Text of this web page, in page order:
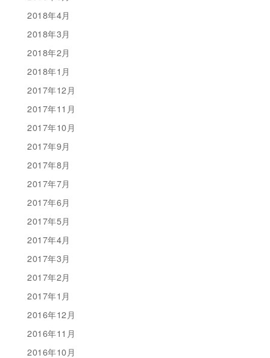
2018年4月
2018年3月
2018年2月
2018年1月
2017年12月
2017年11月
2017年10月
2017年9月
2017年8月
2017年7月
2017年6月
2017年5月
2017年4月
2017年3月
2017年2月
2017年1月
2016年12月
2016年11月
2016年10月